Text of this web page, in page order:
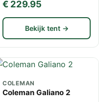
€ 229.95
Bekijk tent →
COLEMAN
Coleman Galiano 2